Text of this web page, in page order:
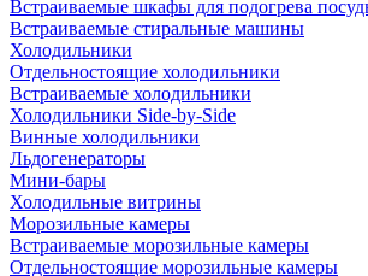
Встраиваемые шкафы для подогрева
Встраиваемые стиральные машины
Холодильники
Отдельностоящие холодильники
Встраиваемые холодильники
Холодильники Side-by-Side
Винные холодильники
Льдогенераторы
Мини-бары
Холодильные витрины
Морозильные камеры
Встраиваемые морозильные камеры
Отдельностоящие морозильные камеры